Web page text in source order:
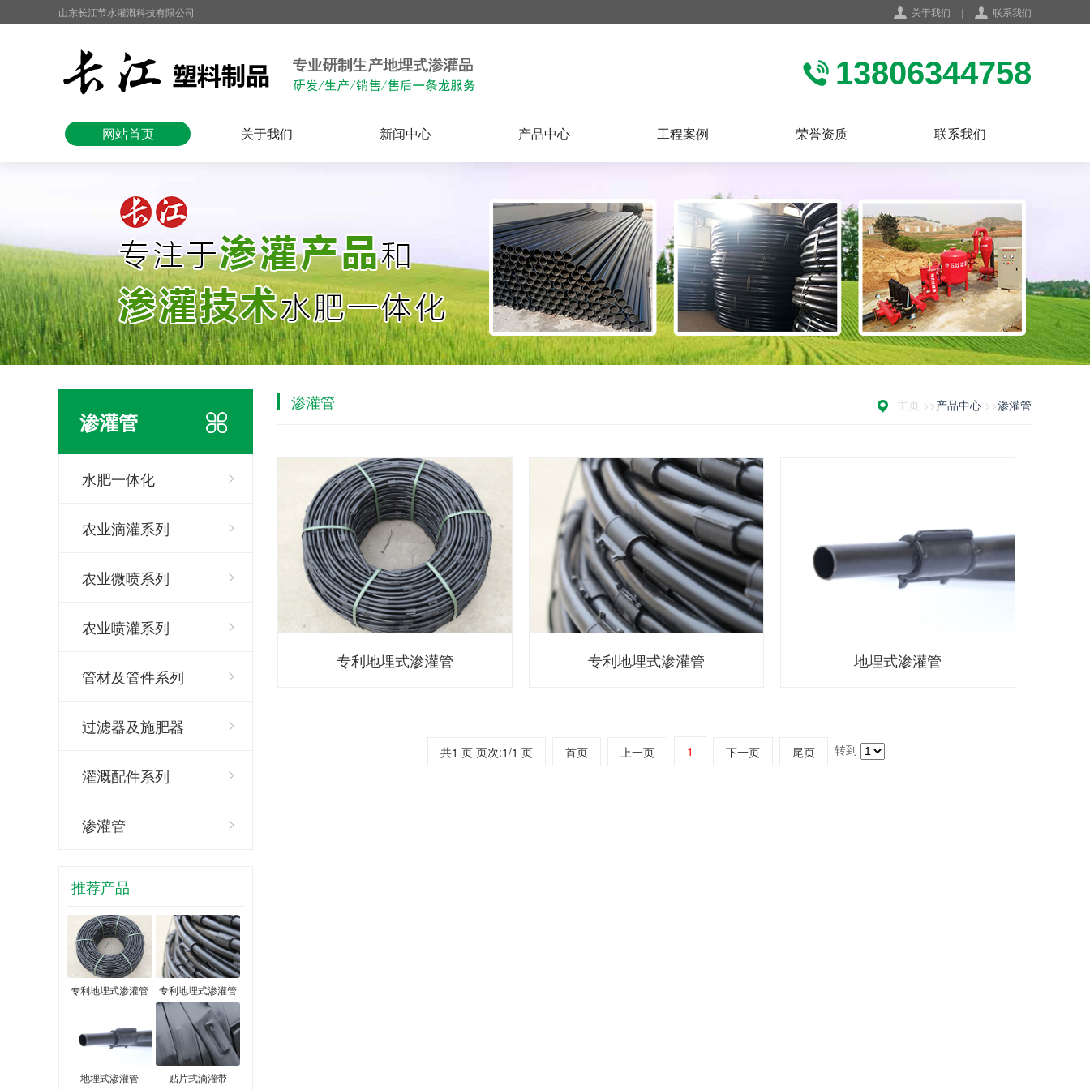
关于我们 | 联系我们
山东长江节水灌溉科技有限公司
13806344758
网站首页 关于我们 新闻中心 产品中心 工程案例 荣誉资质 联系我们
渗灌管
水肥一体化
农业滴灌系列
农业微喷系列
农业喷灌系列
管材及管件系列
过滤器及施肥器
灌溉配件系列
渗灌管
推荐产品
专利地埋式渗灌管 专利地埋式渗灌管
地埋式渗灌管 贴片式滴灌带
主页 >>产品中心 >>渗灌管
渗灌管
专利地埋式渗灌管 专利地埋式渗灌管 地埋式渗灌管
共1 页 页次:1/1 页 首页 上一页 1 下一页 尾页 转到